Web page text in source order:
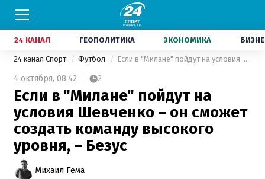
24 КАНАЛ ГЕОПОЛИТИКА ЭКОНОМИКА
24 канал Спорт Футбол Если в "Милане" пойдут на условия Шевченко – он сможет создать команду высокого уровня, – Безус
4 октября, 08:42 2
Если в "Милане" пойдут на
условия Шевченко – он сможет
создать команду высокого
уровня, – Безус
Михаил Гема